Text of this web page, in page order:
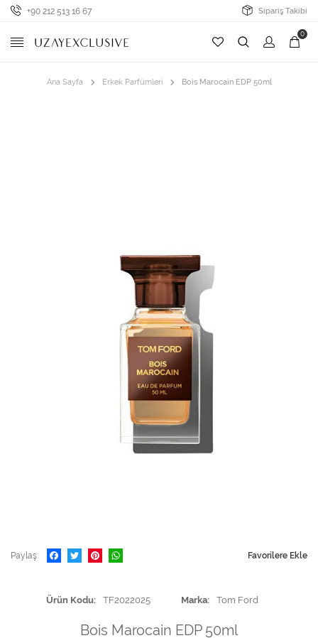
+90 212 513 16 67 Sipariş Takibi
0
Ana Sayfa Erkek Parfümleri Bois Marocain EDP 50ml
Paylaş Favorilere Ekle
Ürün Kodu TF2022025 Marka Tom Ford
Bois Marocain EDP 50ml